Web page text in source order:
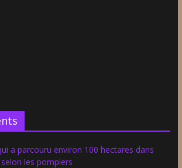
a parcouru environ 100 hectares dans
selon les pompiers